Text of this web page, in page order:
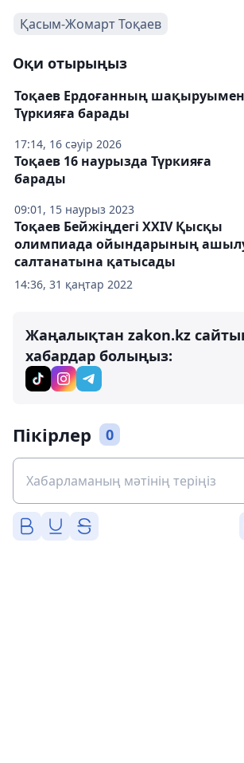
Қасым-Жомарт Тоқаев
Оқи отырыңыз
17:14, 16 сәуір 2026
Тоқаев Ердоғанның шақыруымен
Түркияға барады
09:01, 15 наурыз 2023
Тоқаев 16 наурызда Түркияға
барады
14:36, 31 қаңтар 2022
Тоқаев Бейжіңдегі XXIV Қысқы
олимпиада ойындарының
салтанатына қатысады
Жаңалықтан zakon.kz
хабардар болыңыз:
Пікірлер 0